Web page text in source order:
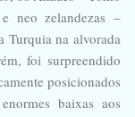
neo zelandezas –
Turquia na alvorada
foi surpreendido
posicionados
baixas aos